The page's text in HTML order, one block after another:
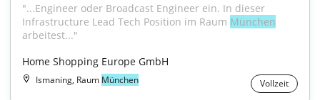
"...Engineer oder Broadcast Engineer ein. In dieser
Infrastructure Lead Tech Position im Raum München
arbeitest..."
Home Shopping Europe GmbH
Ismaning, Raum München Vollzeit